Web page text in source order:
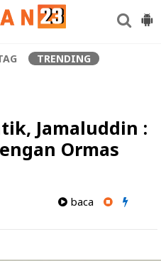
TRENDING
Jamaluddin :
Ormas
baca